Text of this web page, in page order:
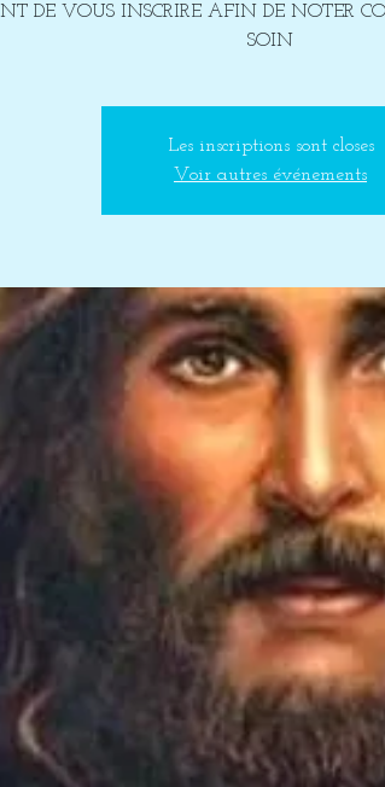
DE VOUS INSCRIRE AFIN DE NOTER
SOIN
Les inscriptions sont closes
Voir autres événements